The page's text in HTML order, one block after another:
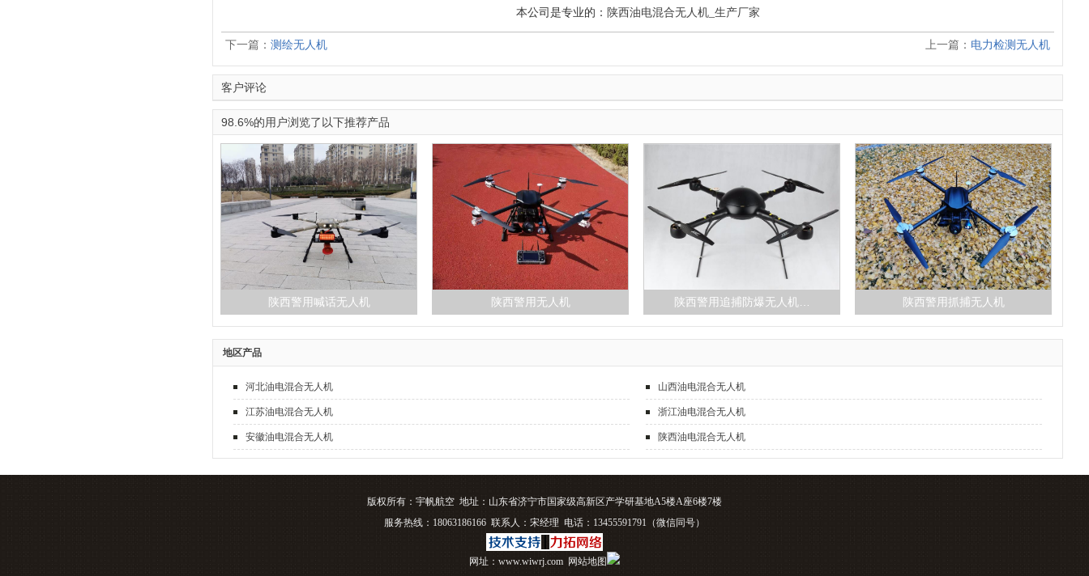
本公司是专业的： 陕西油电混合无人机_生产厂家
下一篇： 测绘无人机 上一篇： 电力检测无人机
客户评论
98.6%的用户浏览了以下推荐产品
陕西警用喊话无人机 陕西警用无人机 陕西警用追捕防爆无人机… 陕西警用抓捕无人机
地区产品
河北油电混合无人机 山西油电混合无人机
江苏油电混合无人机 浙江油电混合无人机
安徽油电混合无人机 陕西油电混合无人机
版权所有：宇帆航空 地址：山东省济宁市国家级高新区产学研基地A5楼A座6楼7楼
服务热线：18063186166 联系人：宋经理 电话：13455591791（微信同号）
网址：www.wiwrj.com 网站地图